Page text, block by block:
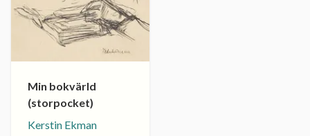
Min bokvärld
(storpocket)
Kerstin Ekman